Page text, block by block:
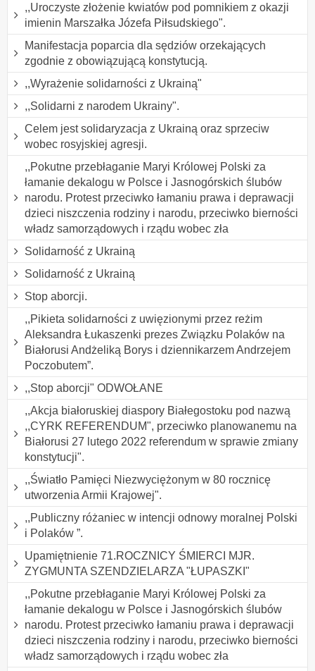
,,Uroczyste złożenie kwiatów pod pomnikiem z okazji
imienin Marszałka Józefa Piłsudskiego".
Manifestacja poparcia dla sędziów orzekających
zgodnie z obowiązującą konstytucją.
,,Wyrażenie solidarności z Ukrainą"
,,Solidarni z narodem Ukrainy".
Celem jest solidaryzacja z Ukrainą oraz sprzeciw
wobec rosyjskiej agresji.
,,Pokutne przebłaganie Maryi Królowej Polski za
łamanie dekalogu w Polsce i Jasnogórskich ślubów
narodu. Protest przeciwko łamaniu prawa i deprawacji
dzieci niszczenia rodziny i narodu, przeciwko bierności
władz samorządowych i rządu wobec zła
Solidarność z Ukrainą
Solidarność z Ukrainą
Stop aborcji.
,,Pikieta solidarności z uwięzionymi przez reżim
Aleksandra Łukaszenki prezes Związku Polaków na
Białorusi Andżeliką Borys i dziennikarzem Andrzejem
Poczobutem”.
,,Stop aborcji" ODWOŁANE
,,Akcja białoruskiej diaspory Białegostoku pod nazwą
,,CYRK REFERENDUM", przeciwko planowanemu na
Białorusi 27 lutego 2022 referendum w sprawie zmiany
konstytucji".
,,Światło Pamięci Niezwyciężonym w 80 rocznicę
utworzenia Armii Krajowej".
,,Publiczny różaniec w intencji odnowy moralnej Polski
i Polaków ”.
Upamiętnienie 71.ROCZNICY ŚMIERCI MJR.
ZYGMUNTA SZENDZIELARZA "ŁUPASZKI"
,,Pokutne przebłaganie Maryi Królowej Polski za
łamanie dekalogu w Polsce i Jasnogórskich ślubów
narodu. Protest przeciwko łamaniu prawa i deprawacji
dzieci niszczenia rodziny i narodu, przeciwko bierności
władz samorządowych i rządu wobec zła